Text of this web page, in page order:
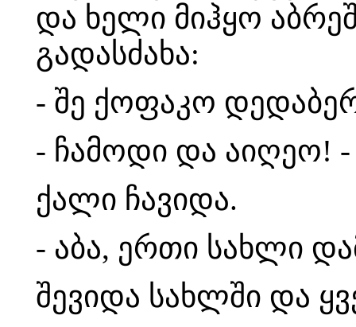
და ხელი მიჰყო
გადასძახა:
- შე ქოფაკო
- ჩამოდი და აიღეო!
ქალი ჩავიდა.
- აბა, ერთი სახლი
შევიდა სახლში და